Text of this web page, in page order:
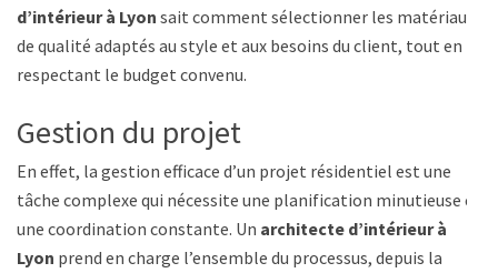
d’intérieur à Lyon sait comment sélectionner les matériaux
de qualité adaptés au style et aux besoins du client, tout en
respectant le budget convenu.
Gestion du projet
En effet, la gestion efficace d’un projet résidentiel est une
tâche complexe qui nécessite une planification minutieuse et
une coordination constante. Un architecte d’intérieur à
Lyon prend en charge l’ensemble du processus, depuis la